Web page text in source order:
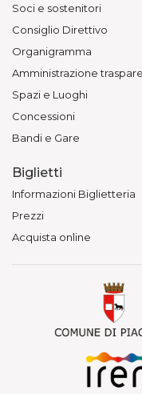
Soci e sostenitori
Consiglio Direttivo
Organigramma
Amministrazione
Spazi e Luoghi
Concessioni
Bandi e Gare
Biglietti
Informazioni Biglietteria
Prezzi
Acquista online